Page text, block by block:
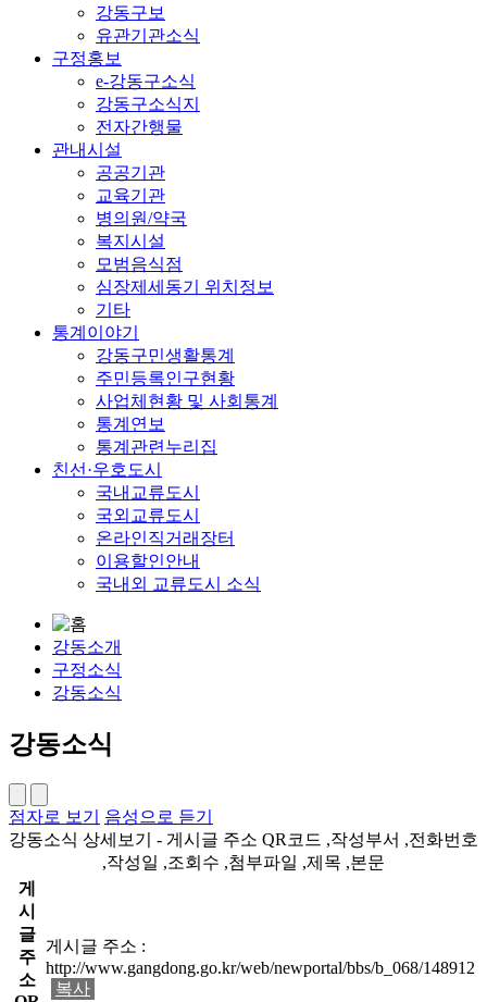
강동구보
유관기관소식
구정홍보
e-강동구소식
강동구소식지
전자간행물
관내시설
공공기관
교육기관
병의원/약국
복지시설
모범음식점
심장제세동기 위치정보
기타
통계이야기
강동구민생활통계
주민등록인구현황
사업체현황 및 사회통계
통계연보
통계관련누리집
친선·우호도시
국내교류도시
국외교류도시
온라인직거래장터
이용할인안내
국내외 교류도시 소식
강동소개
구정소식
강동소식
강동소식
점자로 보기
음성으로 듣기
강동소식 상세보기 - 게시글 주소 QR코드 ,작성부서 ,전화번호
,작성일 ,조회수 ,첨부파일 ,제목 ,본문
게
시
글
주
소
게시글 주소 :
http://www.gangdong.go.kr/web/newportal/bbs/b_068/148912
복사